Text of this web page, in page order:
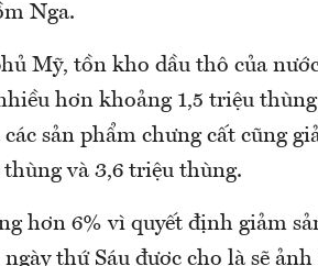
Nga.
Mỹ, tồn kho dầu thô của
hơn khoảng 1,5 triệu
sản phẩm chưng cất cũng
và 3,6 triệu thùng.
hơn 6% vì quyết định giảm
thứ Sáu được cho là sẽ